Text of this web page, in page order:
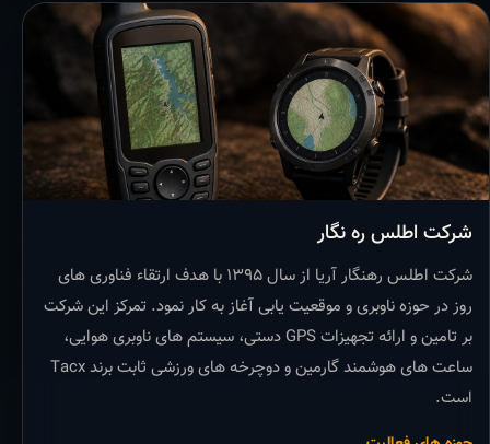
شرکت اطلس ره نگار
شرکت اطلس رهنگار آریا از سال ۱۳۹۵ با هدف ارتقاء فناوری های
روز در حوزه ناوبری و موقعیت یابی آغاز به کار نمود. تمرکز این شرکت
بر تامین و ارائه تجهیزات GPS دستی، سیستم های ناوبری هوایی،
ساعت های هوشمند گارمین و دوچرخه های ورزشی ثابت برند Tacx
است.